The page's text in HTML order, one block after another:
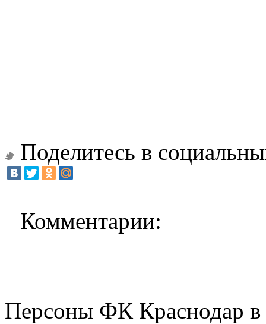
Поделитесь в
Комментарии:
Персоны ФК Краснодар в